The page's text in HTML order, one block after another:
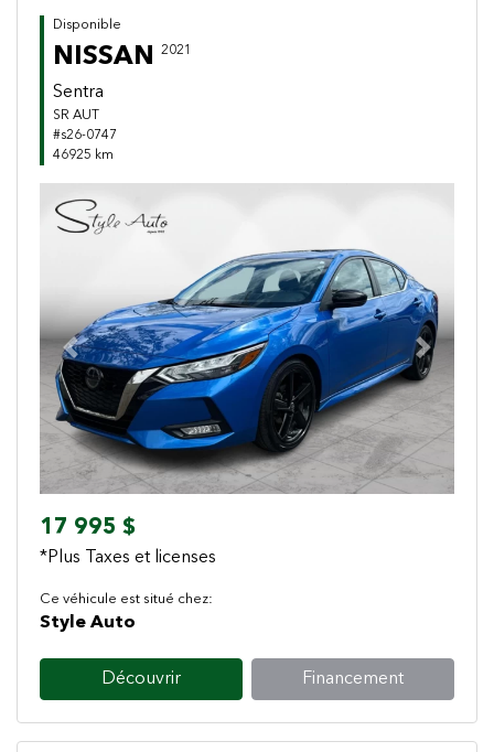
Disponible
NISSAN 2021
Sentra
SR AUT
#s26-0747
46925 km
Previous Next
17 995 $
*Plus Taxes et licenses
Ce véhicule est situé chez:
Style Auto
Découvrir Financement